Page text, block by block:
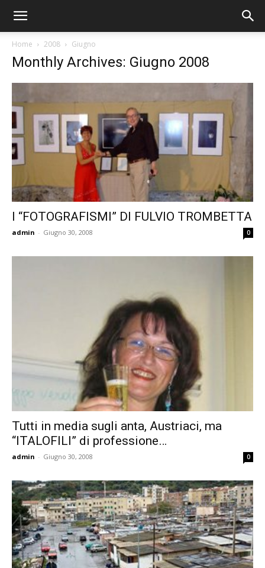
Home 2008 Giugno
Monthly Archives: Giugno 2008
I “FOTOGRAFISMI” DI FULVIO TROMBETTA
admin - Giugno 30, 2008 0
Tutti in media sugli anta, Austriaci, ma
“ITALOFILI” di professione…
admin - Giugno 30, 2008 0